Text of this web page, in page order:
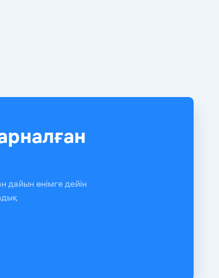
дайын өнімге дейін